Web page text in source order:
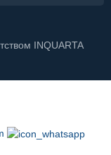
INQUARTA